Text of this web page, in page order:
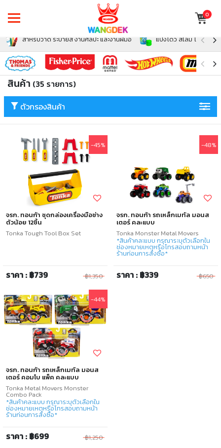
0
สำหรับวาด ระบายสี งานศิลปะ และงานฝีมือ แป้งโดว์ สไลม์ โฟม สำห
สินค้า (35 รายการ)
ตัวกรองสินค้า
-45%
จรก. ทอนก้า ชุดกล่องเครื่องมือช่าง
ตัวน้อย 12ชิ้น
Tonka Tough Tool Box Set
ราคา : ฿739 ฿1,350
-48%
จรก. ทอนก้า รถเหล็กเมทัล มอนส
เตอร์ คละแบบ
Tonka Monster Metal Movers
*สินค้าคละแบบ กรุณาระบุตัวเลือกใน
ช่องหมายเหตุหรือโทรสอบถามหน้า
ร้านก่อนการสั่งซื้อ*
ราคา : ฿339 ฿650
-44%
จรก. ทอนก้า รถเหล็กเมทัล มอนส
เตอร์ คอมโบ แพ็ค คละแบบ
Tonka Metal Movers Monster
Combo Pack
*สินค้าคละแบบ กรุณาระบุตัวเลือกใน
ช่องหมายเหตุหรือโทรสอบถามหน้า
ร้านก่อนการสั่งซื้อ*
ราคา : ฿699 ฿1,250